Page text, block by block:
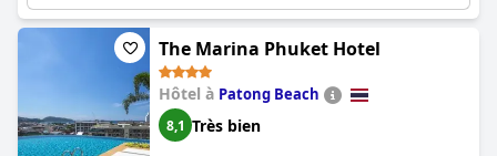
The Marina Phuket Hotel
Hôtel à Patong Beach
8,1 Très bien